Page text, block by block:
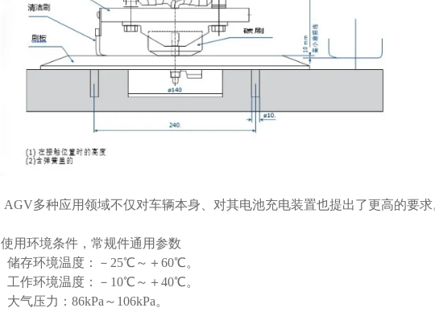
AGV多种应用领域不仅对车辆本身、对其电池充电装置也提出了更高的要求
使用环境条件，常规件通用参数
储存环境温度：－25℃～＋60℃。
工作环境温度：－10℃～＋40℃。
大气压力：86kPa～106kPa。